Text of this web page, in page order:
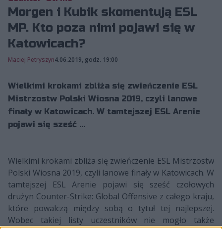
Morgen i Kubik skomentują ESL
MP. Kto poza nimi pojawi się w
Katowicach?
Maciej Petryszyn4.06.2019, godz. 19:00
Wielkimi krokami zbliża się zwieńczenie ESL
Mistrzostw Polski Wiosna 2019, czyli lanowe
finały w Katowicach. W tamtejszej ESL Arenie
pojawi się sześć ...
Wielkimi krokami zbliża się zwieńczenie ESL Mistrzostw
Polski Wiosna 2019, czyli lanowe finały w Katowicach. W
tamtejszej ESL Arenie pojawi się sześć czołowych
drużyn Counter-Strike: Global Offensive z całego kraju,
które powalczą między sobą o tytuł tej najlepszej.
Wobec takiej listy uczestników nie mogło także